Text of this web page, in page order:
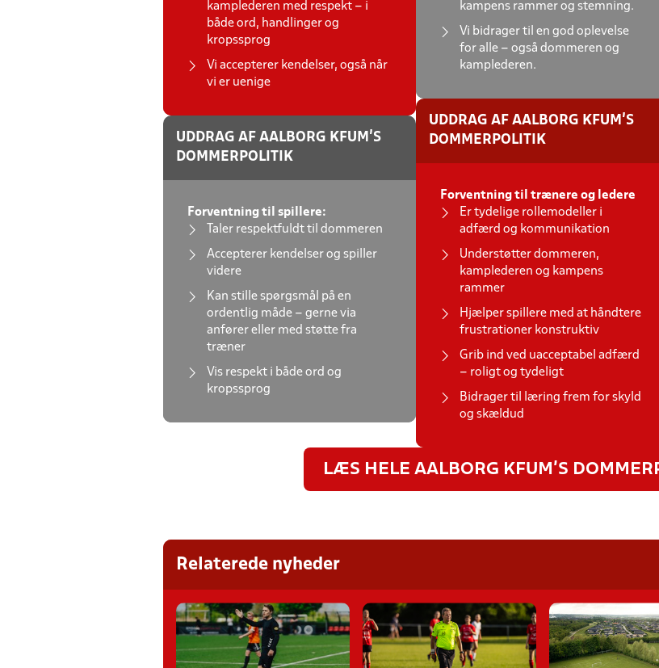
kamplederen med respekt – i
både ord, handlinger og
kropssprog
Vi accepterer kendelser, også når
vi er uenige
UDDRAG AF AALBORG KFUM'S
DOMMERPOLITIK
Forventning til spillere:
Taler respektfuldt til dommeren
Accepterer kendelser og spiller
videre
Kan stille spørgsmål på en
ordentlig måde – gerne via
anfører eller med støtte fra
træner
Vis respekt i både ord og
kropssprog
kampens rammer og stemning.
Vi bidrager til en god oplevelse
for alle – også dommeren og
kamplederen.
UDDRAG AF AALBORG KFUM'S
DOMMERPOLITIK
Forventning til trænere og ledere
Er tydelige rollemodeller i
adfærd og kommunikation
Understøtter dommeren,
kamplederen og kampens
rammer
Hjælper spillere med at håndtere
frustrationer konstruktiv
Grib ind ved uacceptabel adfærd
– roligt og tydeligt
Bidrager til læring frem for skyld
og skældud
LÆS HELE AALBORG KFUM'S
Relaterede nyheder